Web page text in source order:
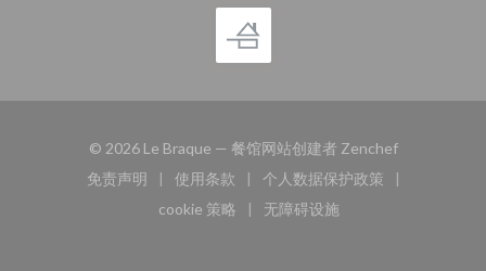
© 2026 Le Braque — 餐馆网站创建者 Zenchef((在新窗口中
免责声明
((在新窗口中打开))
使用条款
((在新窗口中打开))
个人数据保护政策
((在新窗口中打开))
cookie 策略
((在新窗口中打开))
无障碍设施
((在新窗口中打开))